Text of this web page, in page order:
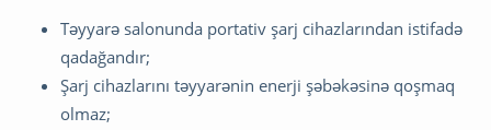
Təyyarə salonunda portativ şarj cihazlarından istifadə
qadağandır;
Şarj cihazlarını təyyarənin enerji şəbəkəsinə qoşmaq
olmaz;